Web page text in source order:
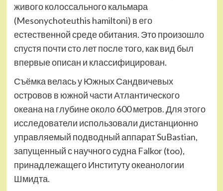
живого колоссального кальмара
(Mesonychoteuthis hamiltoni) в его
естественной среде обитания. Это произошло
спустя почти сто лет после того, как вид был
впервые описан и классифицирован.
Съёмка велась у Южных Сандвичевых
островов в южной части Атлантического
океана на глубине около 600 метров. Для этого
исследователи использовали дистанционно
управляемый подводный аппарат SuBastian,
запущенный с научного судна Falkor (too),
принадлежащего Институту океанологии
Шмидта.